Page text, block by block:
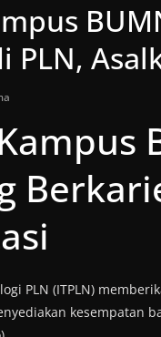
PLN,
PLN (ITPLN)
kesempatan